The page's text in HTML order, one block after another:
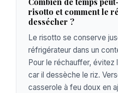
risotto et comment le
dessécher ?
Le risotto se conserve
réfrigérateur dans un
Pour le réchauffer, évitez
car il dessèche le riz.
casserole à feu doux en